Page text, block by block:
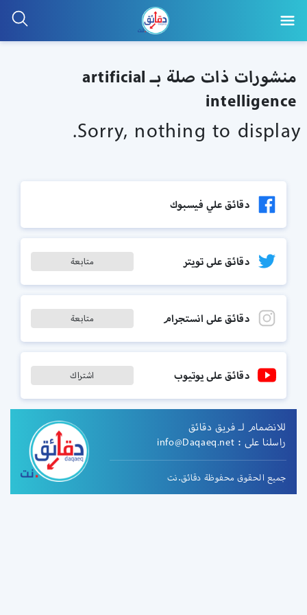
منشورات ذات صلة بـ artificial
intelligence
Sorry, nothing to display.
دقائق علي فيسبوك
دقائق على تويتر متابعة
دقائق على انستجرام متابعة
دقائق على يوتيوب اشتراك
للانضمام لـ فريق دقائق
راسلنا على : info@Daqaeq.net
جميع الحقوق محفوظة دقائق.نت